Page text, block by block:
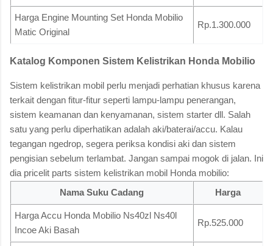
Harga Engine Mounting Set Honda Mobilio
Matic Original
Rp.1.300.000
Katalog Komponen Sistem Kelistrikan Honda Mobilio
Sistem kelistrikan mobil perlu menjadi perhatian khusus karena
terkait dengan fitur-fitur seperti lampu-lampu penerangan,
sistem keamanan dan kenyamanan, sistem starter dll. Salah
satu yang perlu diperhatikan adalah aki/baterai/accu. Kalau
tegangan ngedrop, segera periksa kondisi aki dan sistem
pengisian sebelum terlambat. Jangan sampai mogok di jalan. Ini
dia pricelit parts sistem kelistrikan mobil Honda mobilio:
Nama Suku Cadang
Harga
Harga Accu Honda Mobilio Ns40zl Ns40l
Incoe Aki Basah
Rp.525.000